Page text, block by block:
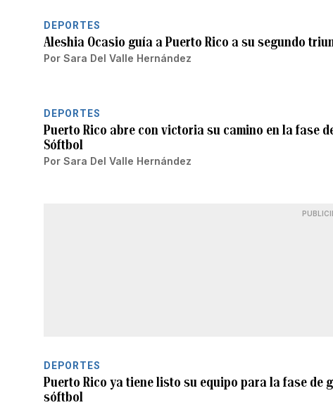
DEPORTES
Aleshia Ocasio guía a Puerto Rico a su segundo
Por Sara Del Valle Hernández
DEPORTES
Puerto Rico abre con victoria su camino en la fase
Sóftbol
Por Sara Del Valle Hernández
DEPORTES
Puerto Rico ya tiene listo su equipo para la fase de
sóftbol